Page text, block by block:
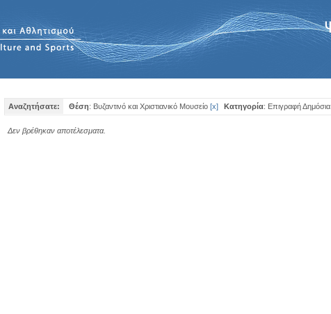
Αναζητήσατε: Θέση: Βυζαντινό και Χριστιανικό Μουσείο [x] Κατηγορία: Επιγραφή Δημόσια
Δεν βρέθηκαν αποτέλεσματα.